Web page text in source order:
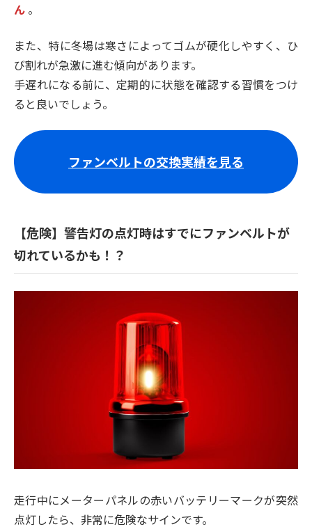
ん 。
また、特に冬場は寒さによってゴムが硬化しやすく、ひ
び割れが急激に進む傾向があります。
手遅れになる前に、定期的に状態を確認する習慣をつけ
ると良いでしょう。
ファンベルトの交換実績を見る
【危険】警告灯の点灯時はすでにファンベルトが
切れているかも！？
走行中にメーターパネルの赤いバッテリーマークが突然
点灯したら、非常に危険なサインです。